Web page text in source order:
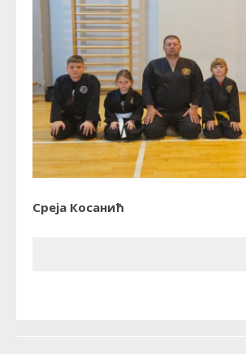
Среја Косанић